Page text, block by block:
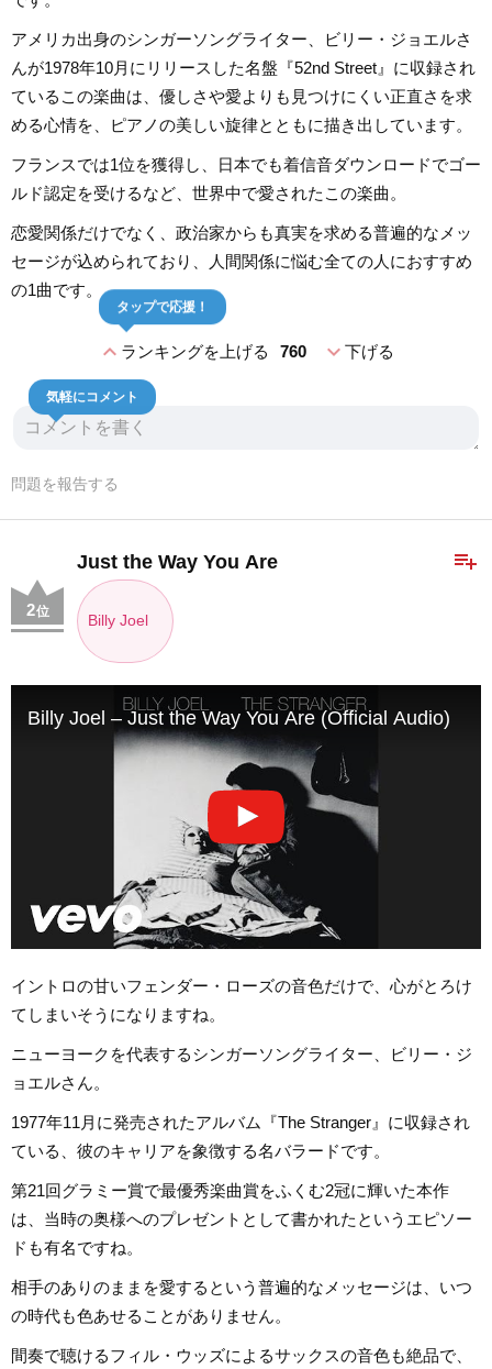
アメリカ出身のシンガーソングライター、ビリー・ジョエルさ
んが1978年10月にリリースした名盤『52nd Street』に収録され
ているこの楽曲は、優しさや愛よりも見つけにくい正直さを求
める心情を、ピアノの美しい旋律とともに描き出しています。
フランスでは1位を獲得し、日本でも着信音ダウンロードでゴー
ルド認定を受けるなど、世界中で愛されたこの楽曲。
恋愛関係だけでなく、政治家からも真実を求める普遍的なメッ
セージが込められており、人間関係に悩む全ての人におすすめ
の1曲です。
expand_lessランキングを上げる 760
タップで応援！
expand_more下げる
気軽にコメント
問題を報告する
playlist_add
Just the Way You Are
Billy Joel
2位
Billy Joel – Just the Way You Are (Official Audio)
イントロの甘いフェンダー・ローズの音色だけで、心がとろけ
てしまいそうになりますね。
ニューヨークを代表するシンガーソングライター、ビリー・ジ
ョエルさん。
1977年11月に発売されたアルバム『The Stranger』に収録され
ている、彼のキャリアを象徴する名バラードです。
第21回グラミー賞で最優秀楽曲賞をふくむ2冠に輝いた本作
は、当時の奥様へのプレゼントとして書かれたというエピソー
ドも有名ですね。
相手のありのままを愛するという普遍的なメッセージは、いつ
の時代も色あせることがありません。
間奏で聴けるフィル・ウッズによるサックスの音色も絶品で、